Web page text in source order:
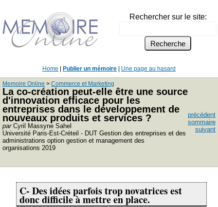
Rechercher sur le site:
Home Publier un mémoire Une page au hasard
Memoire Online > Commerce et Marketing
La co-création peut-elle être une source
d'innovation efficace pour les
entreprises dans le développement de
nouveaux produits et services ?
parCyril Massyne Sahel
Université Paris-Est-Créteil - DUT Gestion des entreprises et des
administrations option gestion et management des
organisations 2019
précédent
sommaire
suivant
C- Des idées parfois trop novatrices est
donc difficile à mettre en place.